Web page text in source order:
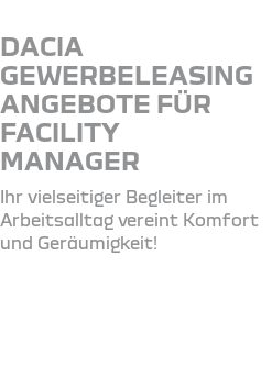
DACIA
GEWERBELEASING
ANGEBOTE FÜR
FACILITY
MANAGER
Ihr vielseitiger Begleiter im
Arbeitsalltag vereint Komfort
und Geräumigkeit!